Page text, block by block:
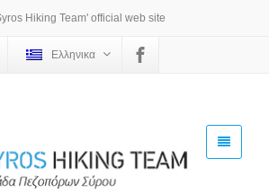
Hiking Team' official web site
Ελληνικα